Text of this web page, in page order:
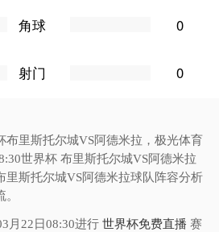
角球 0
射门 0
布里斯托尔城VS阿德米拉，极光体育
世界杯 布里斯托尔城VS阿德米拉
里斯托尔城VS阿德米拉球队阵容分析
月22日08:30进行世界杯免费直播 赛